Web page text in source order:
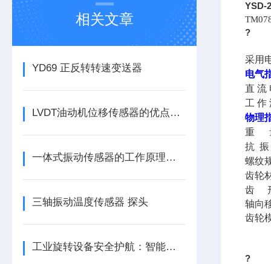
相关文章
YD69 正反转转速变送器
LVDT油动机位移传感器的优点分别有这几点
一体式振动传感器的工作原理是什么？
三轴振动温度传感器 探头
工业旋转设备安全护航：智能转速监测仪技术现状与应用优化研究
YSD-
?
采用
电气
直 流
工 作
物理
重
抗 振
螺纹
齿轮
齿
轴向
齿轮
?